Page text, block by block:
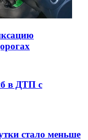
в ДТП с
стало меньше